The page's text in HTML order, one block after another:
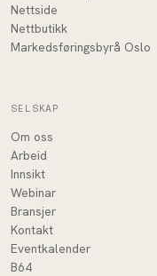
Nettside
Nettbutikk
Markedsføringsbyrå Oslo
SELSKAP
Om oss
Arbeid
Innsikt
Webinar
Bransjer
Kontakt
Eventkalender
B64